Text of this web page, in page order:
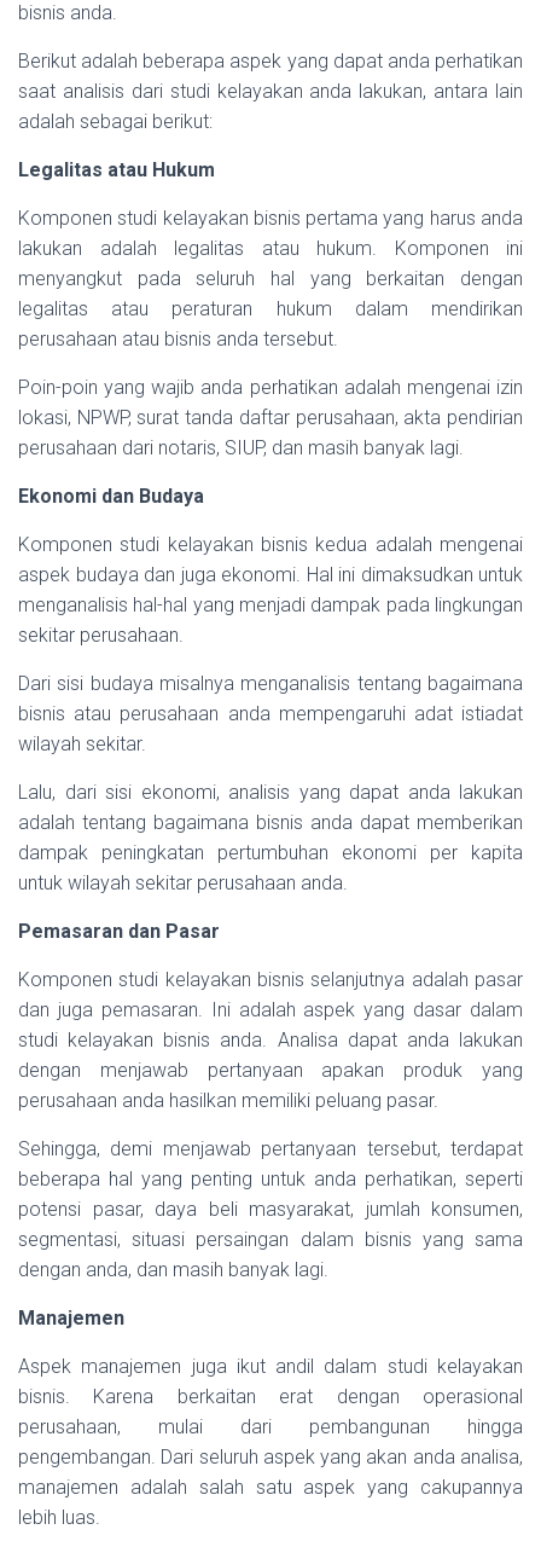
bisnis anda.
Berikut adalah beberapa aspek yang dapat anda perhatikan
saat analisis dari studi kelayakan anda lakukan, antara lain
adalah sebagai berikut:
Legalitas atau Hukum
Komponen studi kelayakan bisnis pertama yang harus anda
lakukan adalah legalitas atau hukum. Komponen ini
menyangkut pada seluruh hal yang berkaitan dengan
legalitas atau peraturan hukum dalam mendirikan
perusahaan atau bisnis anda tersebut.
Poin-poin yang wajib anda perhatikan adalah mengenai izin
lokasi, NPWP, surat tanda daftar perusahaan, akta pendirian
perusahaan dari notaris, SIUP, dan masih banyak lagi.
Ekonomi dan Budaya
Komponen studi kelayakan bisnis kedua adalah mengenai
aspek budaya dan juga ekonomi. Hal ini dimaksudkan untuk
menganalisis hal-hal yang menjadi dampak pada lingkungan
sekitar perusahaan.
Dari sisi budaya misalnya menganalisis tentang bagaimana
bisnis atau perusahaan anda mempengaruhi adat istiadat
wilayah sekitar.
Lalu, dari sisi ekonomi, analisis yang dapat anda lakukan
adalah tentang bagaimana bisnis anda dapat memberikan
dampak peningkatan pertumbuhan ekonomi per kapita
untuk wilayah sekitar perusahaan anda.
Pemasaran dan Pasar
Komponen studi kelayakan bisnis selanjutnya adalah pasar
dan juga pemasaran. Ini adalah aspek yang dasar dalam
studi kelayakan bisnis anda. Analisa dapat anda lakukan
dengan menjawab pertanyaan apakan produk yang
perusahaan anda hasilkan memiliki peluang pasar.
Sehingga, demi menjawab pertanyaan tersebut, terdapat
beberapa hal yang penting untuk anda perhatikan, seperti
potensi pasar, daya beli masyarakat, jumlah konsumen,
segmentasi, situasi persaingan dalam bisnis yang sama
dengan anda, dan masih banyak lagi.
Manajemen
Aspek manajemen juga ikut andil dalam studi kelayakan
bisnis. Karena berkaitan erat dengan operasional
perusahaan, mulai dari pembangunan hingga
pengembangan. Dari seluruh aspek yang akan anda analisa,
manajemen adalah salah satu aspek yang cakupannya
lebih luas.